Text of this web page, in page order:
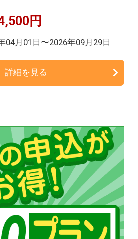
円
04月01日〜2026年09月29日
詳細を見る